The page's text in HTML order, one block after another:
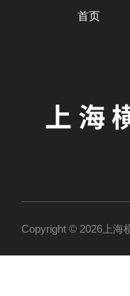
首页
Copyright © 2026上